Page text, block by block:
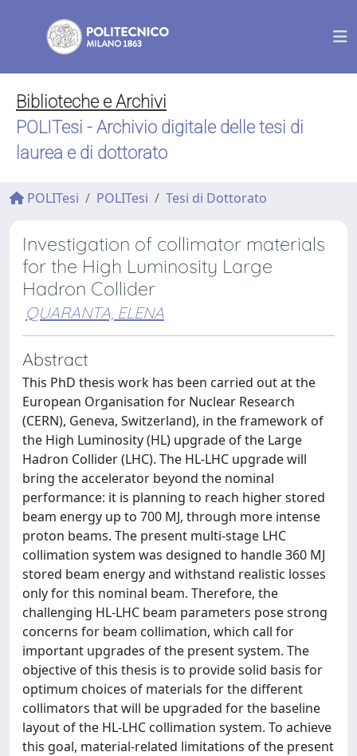
Biblioteche e Archivi
POLITesi - Archivio digitale delle tesi di
laurea e di dottorato
POLITesi POLITesi Tesi di Dottorato
Investigation of collimator materials
for the High Luminosity Large
Hadron Collider
QUARANTA, ELENA
Abstract
This PhD thesis work has been carried out at the
European Organisation for Nuclear Research
(CERN), Geneva, Switzerland), in the framework of
the High Luminosity (HL) upgrade of the Large
Hadron Collider (LHC). The HL-LHC upgrade will
bring the accelerator beyond the nominal
performance: it is planning to reach higher stored
beam energy up to 700 MJ, through more intense
proton beams. The present multi-stage LHC
collimation system was designed to handle 360 MJ
stored beam energy and withstand realistic losses
only for this nominal beam. Therefore, the
challenging HL-LHC beam parameters pose strong
concerns for beam collimation, which call for
important upgrades of the present system. The
objective of this thesis is to provide solid basis for
optimum choices of materials for the different
collimators that will be upgraded for the baseline
layout of the HL-LHC collimation system. To achieve
this goal, material-related limitations of the present